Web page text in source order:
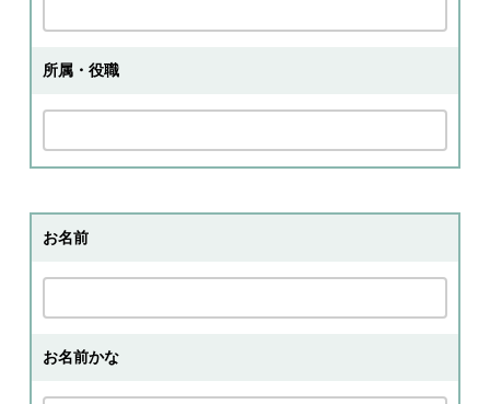
所属・役職
お名前
お名前かな